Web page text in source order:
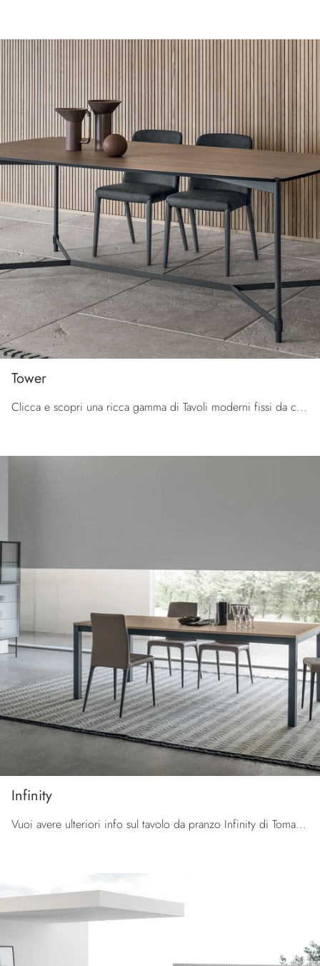
Tower
Clicca e scopri una ricca gamma di Tavoli moderni fissi da cucina! Il modello Tower di Tomasella ti aspetta.
Infinity
Vuoi avere ulteriori info sul tavolo da pranzo Infinity di Tomasella? Clicca e scopri di più sui modelli allungabili del brand.